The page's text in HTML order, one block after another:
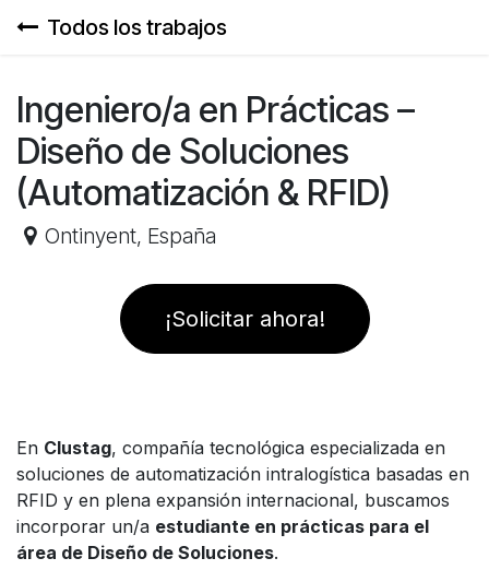
Todos los trabajos
Ingeniero/a en Prácticas –
Diseño de Soluciones
(Automatización & RFID)
Ontinyent, España
¡Solicitar ahora!
En Clustag, compañía tecnológica especializada en
soluciones de automatización intralogística basadas en
RFID y en plena expansión internacional, buscamos
incorporar un/a estudiante en prácticas para el
área de Diseño de Soluciones.